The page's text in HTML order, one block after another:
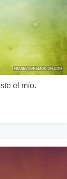
el mío.